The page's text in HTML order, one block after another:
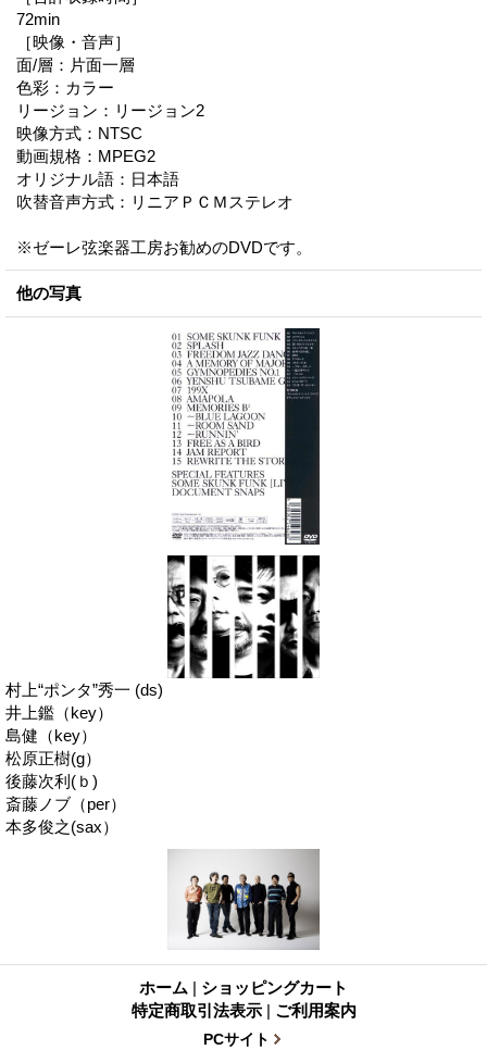
72min
［映像・音声］
面/層：片面一層
色彩：カラー
リージョン：リージョン2
映像方式：NTSC
動画規格：MPEG2
オリジナル語：日本語
吹替音声方式：リニアＰＣＭステレオ
※ゼーレ弦楽器工房お勧めのDVDです。
他の写真
村上“ポンタ”秀一 (ds)
井上鑑（key）
島健（key）
松原正樹(g）
後藤次利(ｂ)
斎藤ノブ（per）
本多俊之(sax）
ホーム | ショッピングカート
特定商取引法表示 | ご利用案内
PCサイト